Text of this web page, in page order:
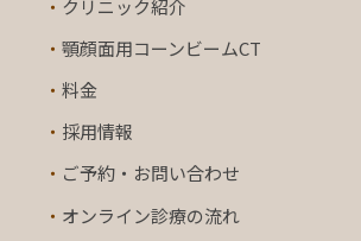
・ クリニック紹介
・ 顎顔面用コーンビームCT
・ 料金
・ 採用情報
・ ご予約・お問い合わせ
・ オンライン診療の流れ